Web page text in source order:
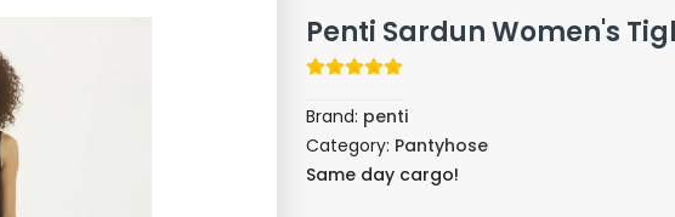
Penti Sardun Women's
Brand: penti
Category: Pantyhose
Same day cargo!